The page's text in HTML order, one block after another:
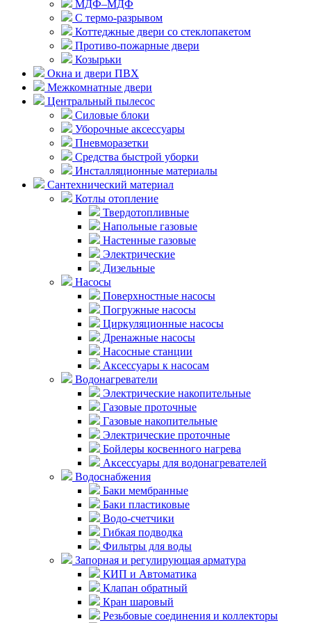
МДФ–МДФ
С термо-разрывом
Коттеджные двери со стеклопакетом
Противо-пожарные двери
Козырьки
Окна и двери ПВХ
Межкомнатные двери
Центральный пылесос
Силовые блоки
Уборочные аксессуары
Пневморазетки
Средства быстрой уборки
Инсталляционные материалы
Сантехнический материал
Котлы отопление
Твердотопливные
Напольные газовые
Настенные газовые
Электрические
Дизельные
Насосы
Поверхностные насосы
Погружные насосы
Циркуляционные насосы
Дренажные насосы
Насосные станции
Аксессуары к насосам
Водонагреватели
Электрические накопительные
Газовые проточные
Газовые накопительные
Электрические проточные
Бойлеры косвенного нагрева
Аксессуары для водонагревателей
Водоснабжения
Баки мембранные
Баки пластиковые
Водо-счетчики
Гибкая подводка
Фильтры для воды
Запорная и регулирующая арматура
КИП и Автоматика
Клапан обратный
Кран шаровый
Резьбовые соединения и коллекторы